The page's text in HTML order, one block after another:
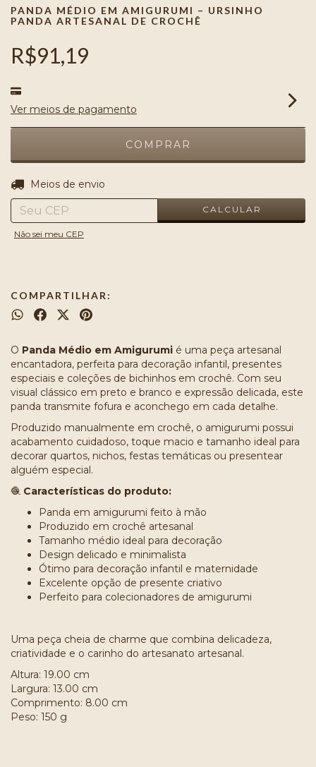
PANDA MÉDIO EM AMIGURUMI – URSINHO
PANDA ARTESANAL DE CROCHÊ
R$91,19
Ver meios de pagamento
Entregas para o CEP:
Meios de envio
CALCULAR
Não sei meu CEP
COMPARTILHAR:
O Panda Médio em Amigurumi é uma peça artesanal
encantadora, perfeita para decoração infantil, presentes
especiais e coleções de bichinhos em crochê. Com seu
visual clássico em preto e branco e expressão delicada, este
panda transmite fofura e aconchego em cada detalhe.
Produzido manualmente em crochê, o amigurumi possui
acabamento cuidadoso, toque macio e tamanho ideal para
decorar quartos, nichos, festas temáticas ou presentear
alguém especial.
🧶 Características do produto:
Panda em amigurumi feito à mão
Produzido em crochê artesanal
Tamanho médio ideal para decoração
Design delicado e minimalista
Ótimo para decoração infantil e maternidade
Excelente opção de presente criativo
Perfeito para colecionadores de amigurumi
Uma peça cheia de charme que combina delicadeza,
criatividade e o carinho do artesanato artesanal.
Altura: 19.00 cm
Largura: 13.00 cm
Comprimento: 8.00 cm
Peso: 150 g